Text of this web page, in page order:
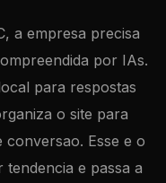
a empresa precisa
por IAs.
para respostas
o site para
Esse e o
tendencia e passa a